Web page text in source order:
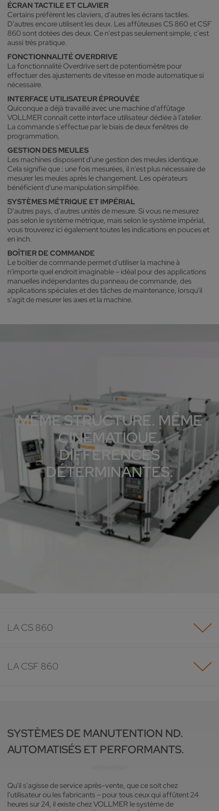
ÉCRAN TACTILE ET CLAVIER
Certains préfèrent les claviers, d'autres les écrans tactiles.
D'autres encore utilisent les deux. Les affûteuses CS 860 et CSF
860 sont dotées des deux. Ce n'est pas seulement simple, c'est
aussi très pratique.
FONCTIONNALITÉ OVERDRIVE
La fonctionnalité Overdrive sert de potentiomètre pour
effectuer des ajustements de vitesse en mode automatique si
nécessaire.
INTERFACE UTILISATEUR ÉPROUVÉE
Quiconque a déjà travaillé avec une machine d'affûtage
VOLLMER connaît cette interface utilisateur dédiée à l'atelier.
La commande s'effectue par le biais de deux fenêtres de
programmation.
GESTION DES MEULES
Les machines disposent d'une gestion des meules identique.
Cela signifie que : une fois mesurées, il n'est plus nécessaire de
mesurer les meules après le changement. Les opérateurs
bénéficient d'une manipulation simplifiée.
SYSTÈMES MÉTRIQUE ET IMPÉRIAL
D'autres pays, d'autres unités de mesure. Si vous ne mesurez
pas selon le système métrique, mais selon le système impérial,
vous trouverez ici également toutes les indications en pouces et
en inch.
BOÎTIER DE COMMANDE
Le boîtier de commande permet d'utiliser la machine à
n'importe quel endroit imaginable – idéal pour des applications
manuelles indépendantes du panneau de commande, des
applications spéciales et des tâches de maintenance, lorsqu'il
s'agit de mesurer les axes et la machine.
MÊME STRUCTURE. MÊME
CINÉMATIQUE.
DIFFÉRENCES
DÉTERMINANTES.
LA CS 860
LA CSF 860
SYSTÈMES DE MANUTENTION ND.
AUTOMATISÉS ET PERFORMANTS.
Qu'il s'agisse de service après-vente, que ce soit chez
l'utilisateur ou les fabricants – pour tous ceux qui affûtent 24
heures sur 24, il existe chez VOLLMER le système de